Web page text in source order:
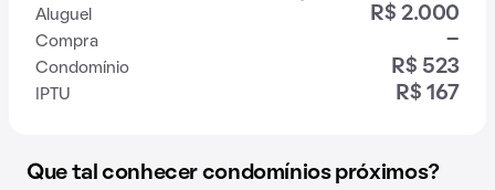
Aluguel R$ 2.000
Compra -
Condomínio R$ 523
IPTU R$ 167
Que tal conhecer condomínios próximos?